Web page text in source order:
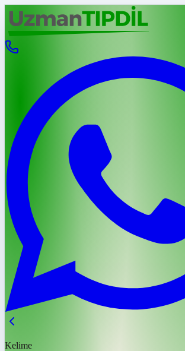
Kelime